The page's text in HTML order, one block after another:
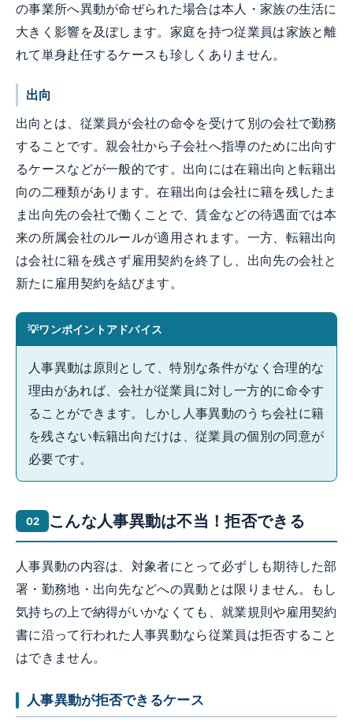
の事業所へ異動が命ぜられた場合は本人・家族の生活に
大きく影響を及ぼします。家庭を持つ従業員は家族と離
れて単身赴任するケースも珍しくありません。
出向
出向とは、従業員が会社の命令を受けて別の会社で勤務
することです。親会社から子会社へ指導のために出向す
るケースなどが一般的です。出向には在籍出向と転籍出
向の二種類があります。在籍出向は会社に籍を残したま
ま出向先の会社で働くことで、賃金などの待遇面では本
来の所属会社のルールが適用されます。一方、転籍出向
は会社に籍を残さず雇用契約を終了し、出向先の会社と
新たに雇用契約を結びます。
ワンポイントアドバイス
人事異動は原則として、特別な条件がなく合理的な
理由があれば、会社が従業員に対し一方的に命令す
ることができます。しかし人事異動のうち会社に籍
を残さない転籍出向だけは、従業員の個別の同意が
必要です。
こんな人事異動は不当！拒否できる
人事異動の内容は、対象者にとって必ずしも期待した部
署・勤務地・出向先などへの異動とは限りません。もし
気持ちの上で納得がいかなくても、就業規則や雇用契約
書に沿って行われた人事異動なら従業員は拒否すること
はできません。
人事異動が拒否できるケース